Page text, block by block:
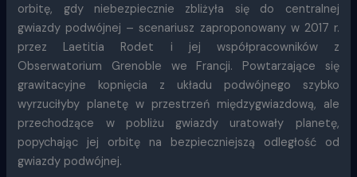
orbitę, gdy niebezpiecznie zbliżyła się do centralnej
gwiazdy podwójnej – scenariusz zaproponowany w 2017 r.
przez Laetitia Rodet i jej współpracowników z
Obserwatorium Grenoble we Francji. Powtarzające się
grawitacyjne kopnięcia z układu podwójnego szybko
wyrzuciłyby planetę w przestrzeń międzygwiazdową, ale
przechodzące w pobliżu gwiazdy uratowały planetę,
popychając jej orbitę na bezpieczniejszą odległość od
gwiazdy podwójnej.